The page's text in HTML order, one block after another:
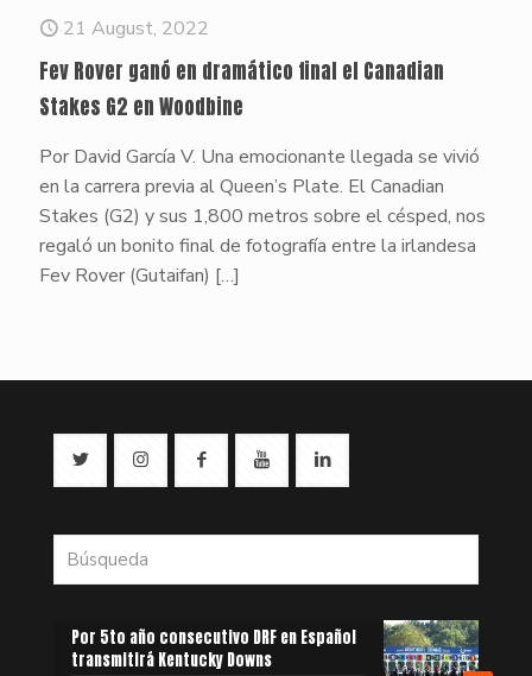
21 August, 2022
Fev Rover ganó en dramático final el Canadian
Stakes G2 en Woodbine
Por David García V. Una emocionante llegada se vivió
en la carrera previa al Queen’s Plate. El Canadian
Stakes (G2) y sus 1,800 metros sobre el césped, nos
regaló un bonito final de fotografía entre la irlandesa
Fev Rover (Gutaifan) […]
Por 5to año consecutivo DRF en Español
transmitirá Kentucky Downs